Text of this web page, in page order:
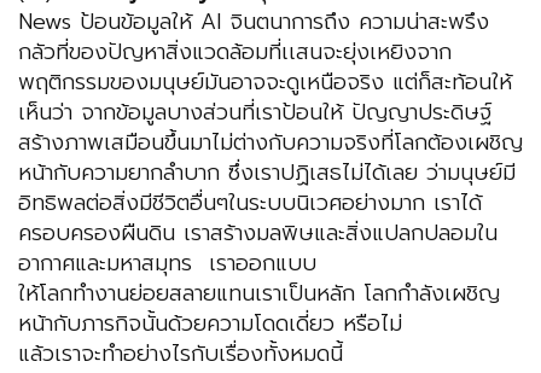
News ป้อนข้อมูลให้ AI จินตนาการถึง ความน่าสะพรึง
กลัวที่ของปัญหาสิ่งแวดล้อมที่เเสนจะยุ่งเหยิงจาก
พฤติกรรมของมนุษย์มันอาจจะดูเหนือจริง แต่ก็สะท้อนให้
เห็นว่า จากข้อมูลบางส่วนที่เราป้อนให้ ปัญญาประดิษฐ์
สร้างภาพเสมือนขึ้นมาไม่ต่างกับความจริงที่โลกต้องเผชิญ
หน้ากับความยากลําบาก ซึ่งเราปฏิเสธไม่ได้เลย ว่ามนุษย์มี
อิทธิพลต่อสิ่งมีชีวิตอื่นๆในระบบนิเวศอย่างมาก เราได้
ครอบครองผืนดิน เราสร้างมลพิษและสิ่งแปลกปลอมใน
อากาศและมหาสมุทร เราออกแบบ
ให้โลกทำงานย่อยสลายแทนเราเป็นหลัก โลกกําลังเผชิญ
หน้ากับภารกิจนั้นด้วยความโดดเดี่ยว หรือไม่
แล้วเราจะทำอย่างไรกับเรื่องทั้งหมดนี้